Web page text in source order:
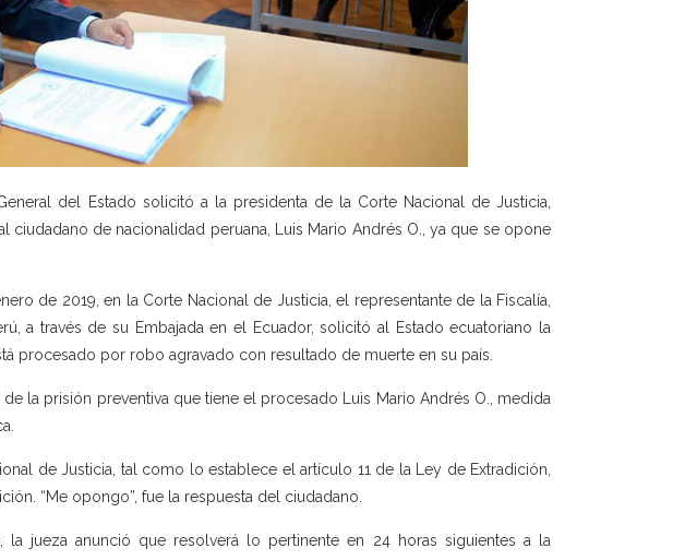
del Estado solicitó a la presidenta de la Corte Nacional de Justicia,
ciudadano de nacionalidad peruana, Luis Mario Andrés O., ya que se opone
de 2019, en la Corte Nacional de Justicia, el representante de la Fiscalía,
a través de su Embajada en el Ecuador, solicitó al Estado ecuatoriano la
procesado por robo agravado con resultado de muerte en su país.
la prisión preventiva que tiene el procesado Luis Mario Andrés O., medida
de Justicia, tal como lo establece el artículo 11 de la Ley de Extradición,
“Me opongo”, fue la respuesta del ciudadano.
la jueza anunció que resolverá lo pertinente en 24 horas siguientes a la